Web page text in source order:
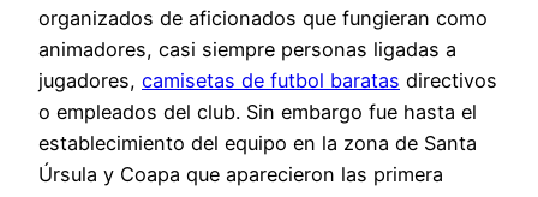
organizados de aficionados que fungieran como
animadores, casi siempre personas ligadas a
jugadores, camisetas de futbol baratas directivos
o empleados del club. Sin embargo fue hasta el
establecimiento del equipo en la zona de Santa
Úrsula y Coapa que aparecieron las primera